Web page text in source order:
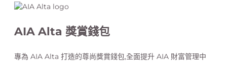
AIA Alta 獎賞錢包
專為 AIA Alta 打造的尊尚獎賞錢包,全面提升 AIA 財富管理中